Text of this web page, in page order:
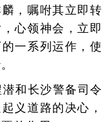
，嘱咐其立即转
心领神会，立即
一系列运作，使
和长沙警备司令
义道路的决心，